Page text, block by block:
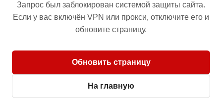
Запрос был заблокирован системой защиты сайта.
Если у вас включён VPN или прокси, отключите его и
обновите страницу.
Обновить страницу
На главную